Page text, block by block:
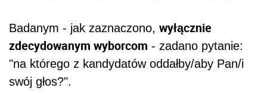
Badanym - jak zaznaczono, wyłącznie
zdecydowanym wyborcom - zadano pytanie:
"na którego z kandydatów oddałby/aby Pan/i
swój głos?".